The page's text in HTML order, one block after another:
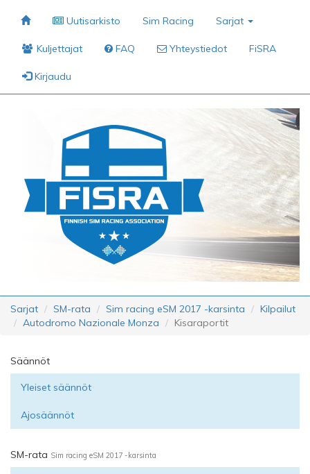
Uutisarkisto Sim Racing Sarjat
Kuljettajat FAQ Yhteystiedot FiSRA
Kirjaudu
Sarjat SM-rata Sim racing eSM 2017 -karsinta
Kilpailut
Autodromo Nazionale Monza
Kisaraportit
Säännöt
Yleiset säännöt
Ajosäännöt
SM-rata Sim racing eSM 2017 -karsinta